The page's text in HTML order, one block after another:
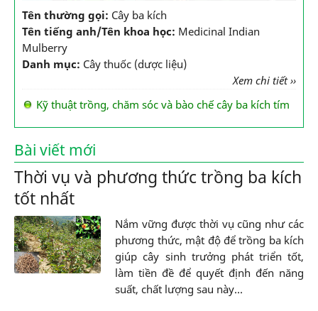
Tên thường gọi: Cây ba kích
Tên tiếng anh/Tên khoa học: Medicinal Indian
Mulberry
Danh mục: Cây thuốc (dược liệu)
Xem chi tiết ››
Kỹ thuật trồng, chăm sóc và bào chế cây ba kích tím
Bài viết mới
Thời vụ và phương thức trồng ba kích
tốt nhất
Nắm vững được thời vụ cũng như các
phương thức, mật độ để trồng ba kích
giúp cây sinh trưởng phát triển tốt,
làm tiền đề để quyết định đến năng
suất, chất lượng sau này...